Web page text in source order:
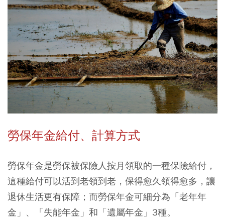
勞保年金給付、計算方式
勞保年金是勞保被保險人按月領取的一種保險給付，
這種給付可以活到老領到老，保得愈久領得愈多，讓
退休生活更有保障；而勞保年金可細分為「老年年
金」、「失能年金」和「遺屬年金」3種。